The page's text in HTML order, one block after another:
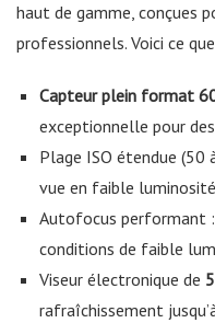
haut de gamme, conçues
professionnels. Voici ce
Capteur plein format
exceptionnelle pour
Plage ISO étendue (50
vue en faible
Autofocus performant
conditions de faible
Viseur électronique de
rafraîchissement